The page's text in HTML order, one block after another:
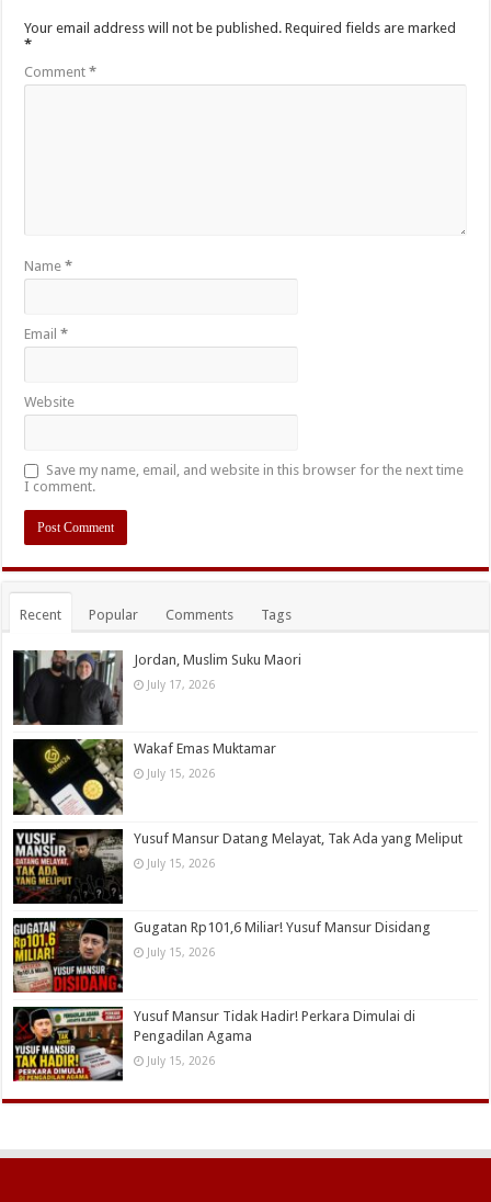
Your email address will not be published. Required fields are marked
*
Comment*
Name*
Email*
Website
Save my name, email, and website in this browser for the next time
I comment.
Recent Popular Comments Tags
Jordan, Muslim Suku Maori
July 17, 2026
Wakaf Emas Muktamar
July 15, 2026
Yusuf Mansur Datang Melayat, Tak Ada yang Meliput
July 15, 2026
Gugatan Rp101,6 Miliar! Yusuf Mansur Disidang
July 15, 2026
Yusuf Mansur Tidak Hadir! Perkara Dimulai di
Pengadilan Agama
July 15, 2026